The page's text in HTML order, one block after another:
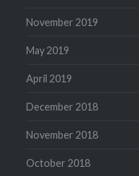
November 2019
May 2019
April 2019
December 2018
November 2018
October 2018